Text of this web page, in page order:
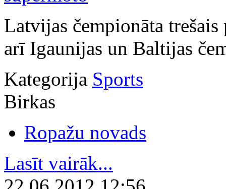
Latvijas čempionāta
arī Igaunijas un Baltijas
Kategorija Sports
Birkas
Ropažu novads
Lasīt vairāk...